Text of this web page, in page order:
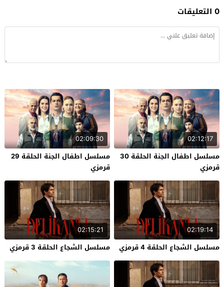
0 التعليقات
02:12:17
مسلسل اطفال الجنة الحلقة 30
قرمزي
02:09:30
مسلسل اطفال الجنة الحلقة 29
قرمزي
02:19:14
مسلسل الشجاع الحلقة 4 قرمزي
02:15:21
مسلسل الشجاع الحلقة 3 قرمزي